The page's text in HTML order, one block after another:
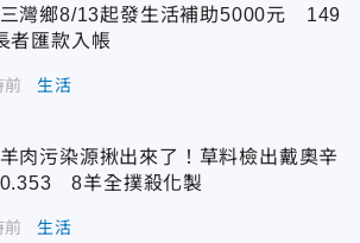
灣鄉8/13起發生活補助5000元 149
者匯款入帳
前 生活
肉污染源揪出來了！草料檢出戴奧辛
8羊全撲殺化製
前 生活